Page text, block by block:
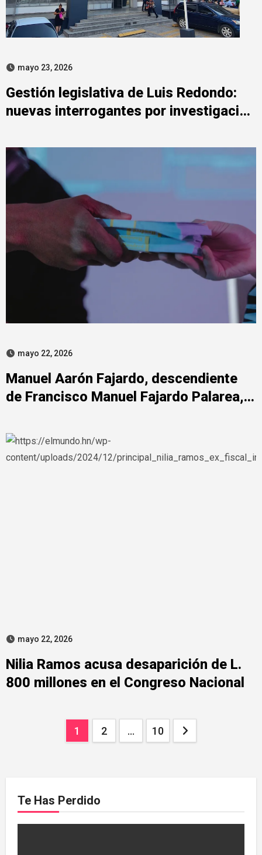
mayo 23, 2026
Gestión legislativa de Luis Redondo:
nuevas interrogantes por investigación
mayo 22, 2026
Manuel Aarón Fajardo, descendiente
de Francisco Manuel Fajardo Palarea, y
mayo 22, 2026
Nilia Ramos acusa desaparición de L.
800 millones en el Congreso Nacional
Paginación
1 2 … 10
Te Has Perdido